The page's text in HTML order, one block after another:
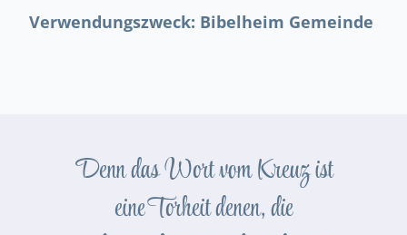
Verwendungszweck: Bibelheim Gemeinde
Denn das Wort vom Kreuz ist
eine Torheit denen, die